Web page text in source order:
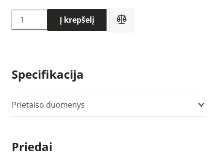
produkto
kiekis:
betono
kietumo
testavimo
plaktukas
Į krepšelį
Specifikacija
Prietaiso duomenys
Priedai